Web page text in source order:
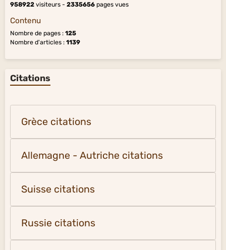
958922 visiteurs - 2335656 pages vues
Contenu
Nombre de pages : 125
Nombre d'articles : 1139
Citations
Grèce citations
Allemagne - Autriche citations
Suisse citations
Russie citations